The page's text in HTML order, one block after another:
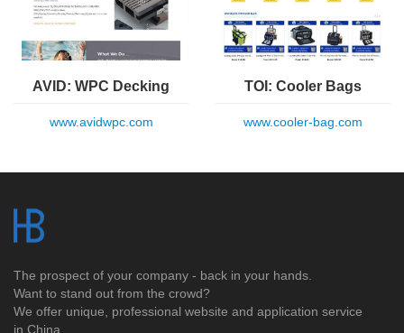
AVID: WPC Decking
www.avidwpc.com
TOI: Cooler Bags
www.cooler-bag.com
The prospect of your company - back in your hands.
Want to stand out from the crowd?
We offer unique, professional website and application service
in China.